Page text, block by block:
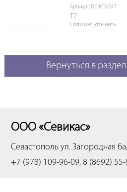
Артикул: DC-KTM247
T2
Наличие: уточнить
Вернуться в
ООО «Севикас»
Севастополь ул. Загородная
+7 (978) 109-96-09, 8 (8692)